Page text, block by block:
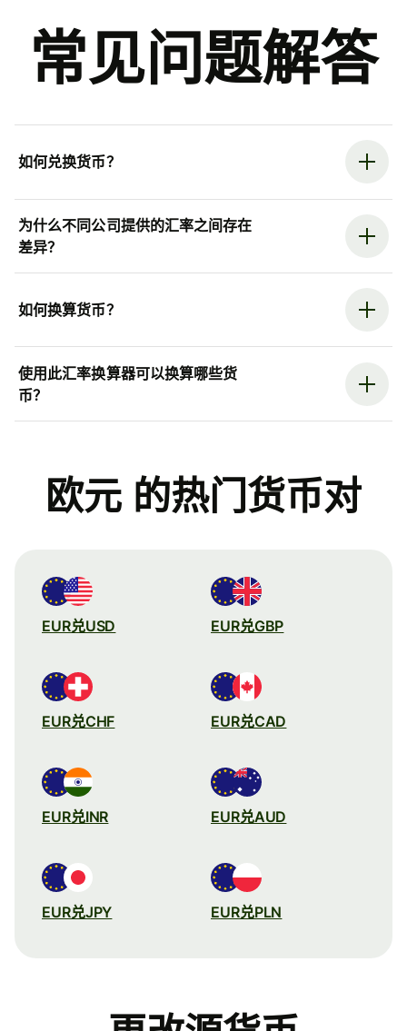
常见问题解答
如何兑换货币？
为什么不同公司提供的汇率之间存在
差异？
如何换算货币？
使用此汇率换算器可以换算哪些货
币？
欧元 的热门货币对
EUR兑USD EUR兑GBP
EUR兑CHF EUR兑CAD
EUR兑INR EUR兑AUD
EUR兑JPY EUR兑PLN